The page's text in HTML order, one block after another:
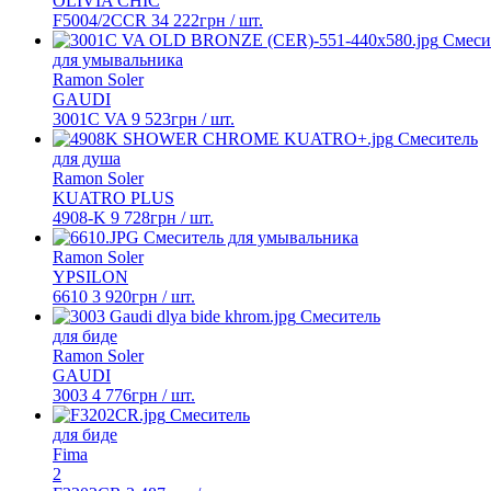
F5004/2CCR 34 222грн / шт.
для умывальника
Ramon Soler
GAUDI
3001C VA 9 523грн / шт.
Смеситель
для душа
Ramon Soler
KUATRO PLUS
4908-K 9 728грн / шт.
Смеcитель для умывальника
Ramon Soler
YPSILON
6610 3 920грн / шт.
Смеситель
для биде
Ramon Soler
GAUDI
3003 4 776грн / шт.
Смеситель
для биде
Fima
2